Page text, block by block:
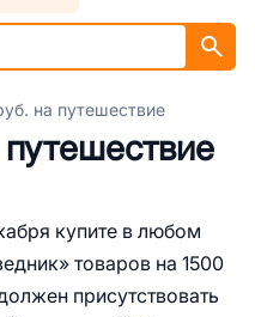
на путешествие
купите в любом
товаров на 1500
присутствовать